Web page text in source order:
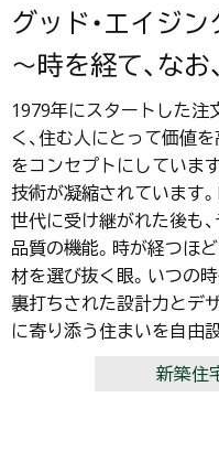
グッド・エイジン
～時を経て、なお
1979年にスタートした注
く、住む人にとって価値を
をコンセプトにしていま
技術が凝縮されています
世代に受け継がれた後も
品質の機能。時が経つほ
材を選び抜く眼。いつの
裏打ちされた設計力とデ
に寄り添う住まいを自由
新築住